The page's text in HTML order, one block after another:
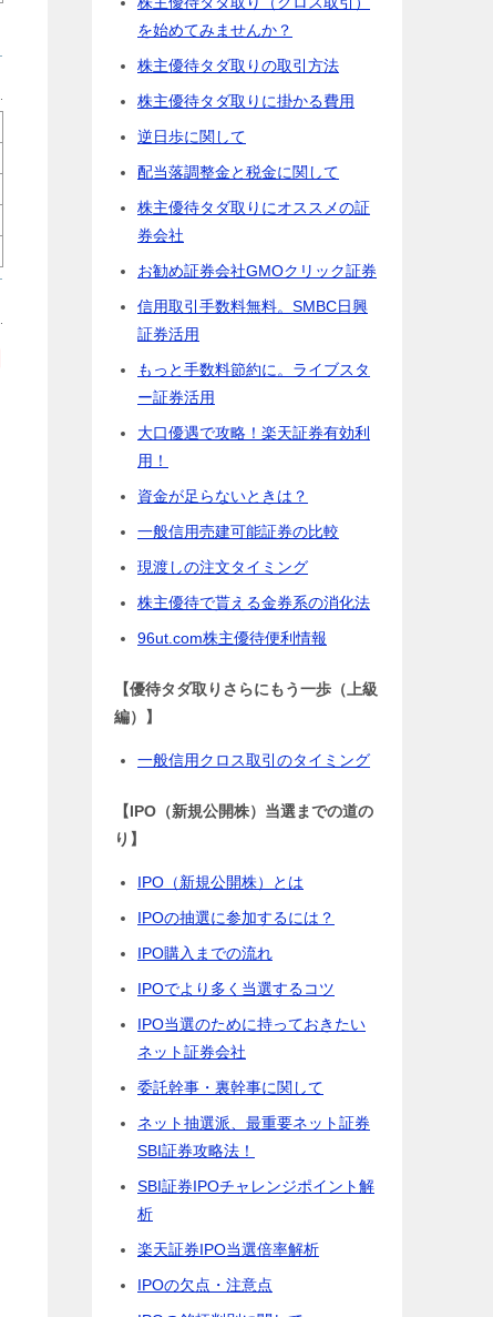
を始めてみませんか？
株主優待タダ取りの取引方法
株主優待タダ取りに掛かる費用
逆日歩に関して
配当落調整金と税金に関して
株主優待タダ取りにオススメの証
券会社
お勧め証券会社GMOクリック証券
信用取引手数料無料。SMBC日興
証券活用
もっと手数料節約に。ライブスタ
ー証券活用
大口優遇で攻略！楽天証券有効利
用！
資金が足らないときは？
一般信用売建可能証券の比較
現渡しの注文タイミング
株主優待で貰える金券系の消化法
96ut.com株主優待便利情報
【優待タダ取りさらにもう一歩（上級
編）】
一般信用クロス取引のタイミング
【IPO（新規公開株）当選までの道の
り】
IPO（新規公開株）とは
IPOの抽選に参加するには？
IPO購入までの流れ
IPOでより多く当選するコツ
IPO当選のために持っておきたい
ネット証券会社
委託幹事・裏幹事に関して
ネット抽選派、最重要ネット証券
SBI証券攻略法！
SBI証券IPOチャレンジポイント解
析
楽天証券IPO当選倍率解析
IPOの欠点・注意点